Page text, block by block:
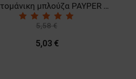
Κοντομάνικη μπλούζα PAYPER SUNSET BLACK
5,58 €
5,03 €